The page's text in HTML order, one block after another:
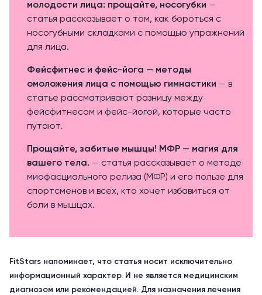
молодости лица: прощайте, носогубки —
статья рассказывает о том, как бороться с
носогубными складками с помощью упражнений
для лица.
Фейсфитнес и фейс-йога — методы
омоложения лица с помощью гимнастики — в
статье рассматривают разницу между
фейсфитнесом и фейс-йогой, которые часто
путают.
Прощайте, забитые мышцы! МФР — магия для
вашего тела. — статья рассказывает о методе
миофасциального релиза (МФР) и его пользе для
спортсменов и всех, кто хочет избавиться от
боли в мышцах.
FitStars напоминает, что статья носит исключительно
информационный характер. И не является медицинским
диагнозом или рекомендацией. Для назначения лечения